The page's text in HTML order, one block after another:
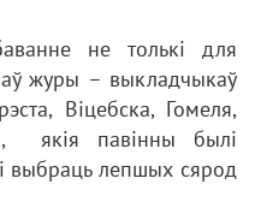
не толькі для
журы – выкладчыкаў
Віцебска, Гомеля,
якія павінны былі
выбраць лепшых сярод